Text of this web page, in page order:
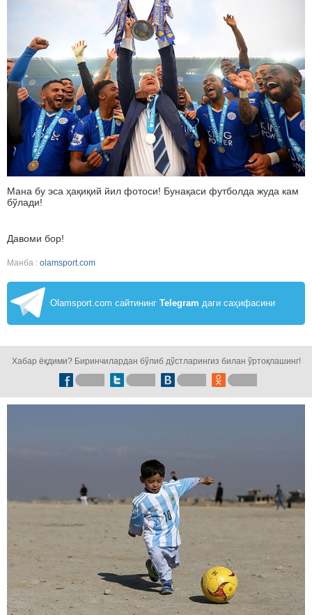
Мана бу эса ҳақиқий йил фотоси! Бунақаси футболда жуда кам
бўлади!
Давоми бор!
Манба : olamsport.com
Olamsport.com сайтининг Telegram даги саҳифасини
Хабар ёқдими? Биринчилардан бўлиб дўстларингиз билан ўртоқлашинг!